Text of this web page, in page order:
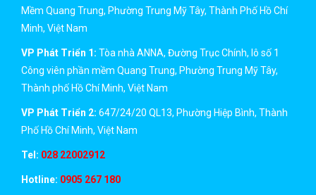
Mềm Quang Trung, Phường Trung Mỹ Tây, Thành Phố Hồ Chí
Minh, Việt Nam
VP Phát Triển 1: Tòa nhà ANNA, Đường Trục Chính, lô số 1
Công viên phần mềm Quang Trung, Phường Trung Mỹ Tây,
Thành phố Hồ Chí Minh, Việt Nam
VP Phát Triển 2: 647/24/20 QL13, Phường Hiệp Bình, Thành
Phố Hồ Chí Minh, Việt Nam
Tel: 028 22002912
Hotline: 0905 267 180